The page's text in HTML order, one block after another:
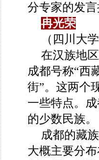
分专家的发
冉光荣
（四川大
在汉族地
成都号称“西
街”。这两个
一些特点。
的少数民族。
成都的藏
大概主要分